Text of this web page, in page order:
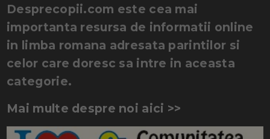
Desprecopii.com este cea mai
importanta resursa de informatii online
in limba romana adresata parintilor si
celor care doresc sa intre in aceasta
categorie.
Mai multe despre noi aici >>